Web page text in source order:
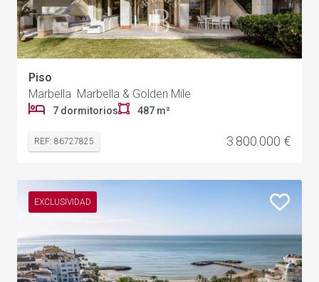
Piso
Marbella Marbella & Golden Mile
7 dormitorios 487 m²
REF: 86727825 3.800.000 €
EXCLUSIVIDAD